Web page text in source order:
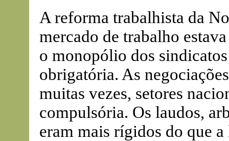
A reforma trabalhista da
mercado de trabalho
o monopólio dos
obrigatória. As
muitas vezes, setores
compulsória. Os laudos,
eram mais rígidos do que